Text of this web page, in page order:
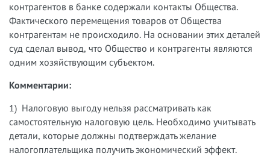
контрагентов в банке содержали контакты Общества.
Фактического перемещения товаров от Общества
контрагентам не происходило. На основании этих деталей
суд сделал вывод, что Общество и контрагенты являются
одним хозяйствующим субъектом.
Комментарии:
1) Налоговую выгоду нельзя рассматривать как
самостоятельную налоговую цель. Необходимо учитывать
детали, которые должны подтверждать желание
налогоплательщика получить экономический эффект.